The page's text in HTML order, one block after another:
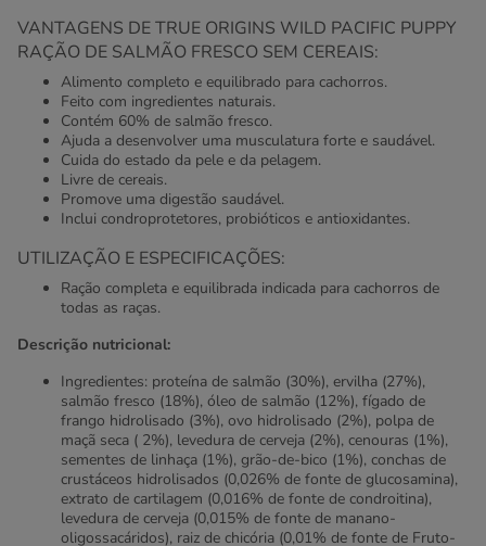
VANTAGENS DE TRUE ORIGINS WILD PACIFIC PUPPY
RAÇÃO DE SALMÃO FRESCO SEM CEREAIS:
Alimento completo e equilibrado para cachorros.
Feito com ingredientes naturais.
Contém 60% de salmão fresco.
Ajuda a desenvolver uma musculatura forte e saudável.
Cuida do estado da pele e da pelagem.
Livre de cereais.
Promove uma digestão saudável.
Inclui condroprotetores, probióticos e antioxidantes.
UTILIZAÇÃO E ESPECIFICAÇÕES:
Ração completa e equilibrada indicada para cachorros de
todas as raças.
Descrição nutricional:
Ingredientes: proteína de salmão (30%), ervilha (27%),
salmão fresco (18%), óleo de salmão (12%), fígado de
frango hidrolisado (3%), ovo hidrolisado (2%), polpa de
maçã seca ( 2%), levedura de cerveja (2%), cenouras (1%),
sementes de linhaça (1%), grão-de-bico (1%), conchas de
crustáceos hidrolisados (0,026% de fonte de glucosamina),
extrato de cartilagem (0,016% de fonte de condroitina),
levedura de cerveja (0,015% de fonte de manano-
oligossacáridos), raiz de chicória (0,01% de fonte de Fruto-